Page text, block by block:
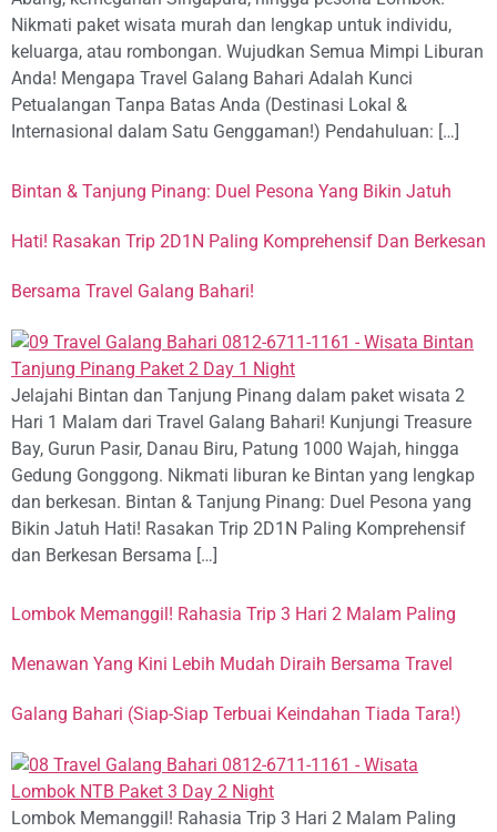
Nikmati paket wisata murah dan lengkap untuk individu,
keluarga, atau rombongan. Wujudkan Semua Mimpi Liburan
Anda! Mengapa Travel Galang Bahari Adalah Kunci
Petualangan Tanpa Batas Anda (Destinasi Lokal &
Internasional dalam Satu Genggaman!) Pendahuluan: […]
Bintan & Tanjung Pinang: Duel Pesona Yang Bikin Jatuh
Hati! Rasakan Trip 2D1N Paling Komprehensif Dan Berkesan
Bersama Travel Galang Bahari!
Jelajahi Bintan dan Tanjung Pinang dalam paket wisata 2
Hari 1 Malam dari Travel Galang Bahari! Kunjungi Treasure
Bay, Gurun Pasir, Danau Biru, Patung 1000 Wajah, hingga
Gedung Gonggong. Nikmati liburan ke Bintan yang lengkap
dan berkesan. Bintan & Tanjung Pinang: Duel Pesona yang
Bikin Jatuh Hati! Rasakan Trip 2D1N Paling Komprehensif
dan Berkesan Bersama […]
Lombok Memanggil! Rahasia Trip 3 Hari 2 Malam Paling
Menawan Yang Kini Lebih Mudah Diraih Bersama Travel
Galang Bahari (Siap-Siap Terbuai Keindahan Tiada Tara!)
Lombok Memanggil! Rahasia Trip 3 Hari 2 Malam Paling